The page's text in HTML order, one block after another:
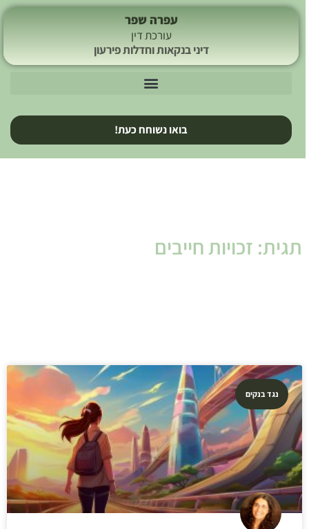
עפרה שפר
עורכת דין
דיני בנקאות וחדלות פירעון
בואו נשוחח כעת!
תגית: זכויות חייבים
נגד בנקים